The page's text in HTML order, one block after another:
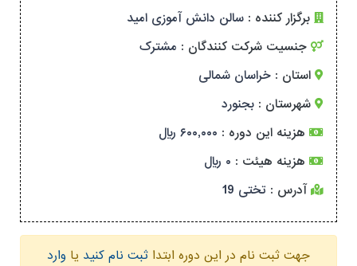
برگزار کننده : سالن دانش آموزی امید
جنسیت شرکت کنندگان : مشترک
استان : خراسان شمالی
شهرستان : بجنورد
هزینه این دوره : ۶۰۰,۰۰۰ ریال
هزینه هیئت : ۰ ریال
آدرس : تختی 19
جهت ثبت نام در این دوره ابتدا ثبت نام کنید یا وارد